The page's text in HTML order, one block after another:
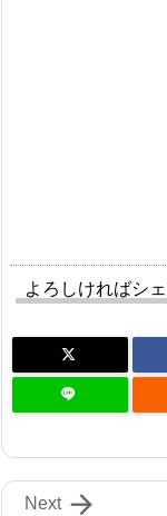
よろしければシ

Next